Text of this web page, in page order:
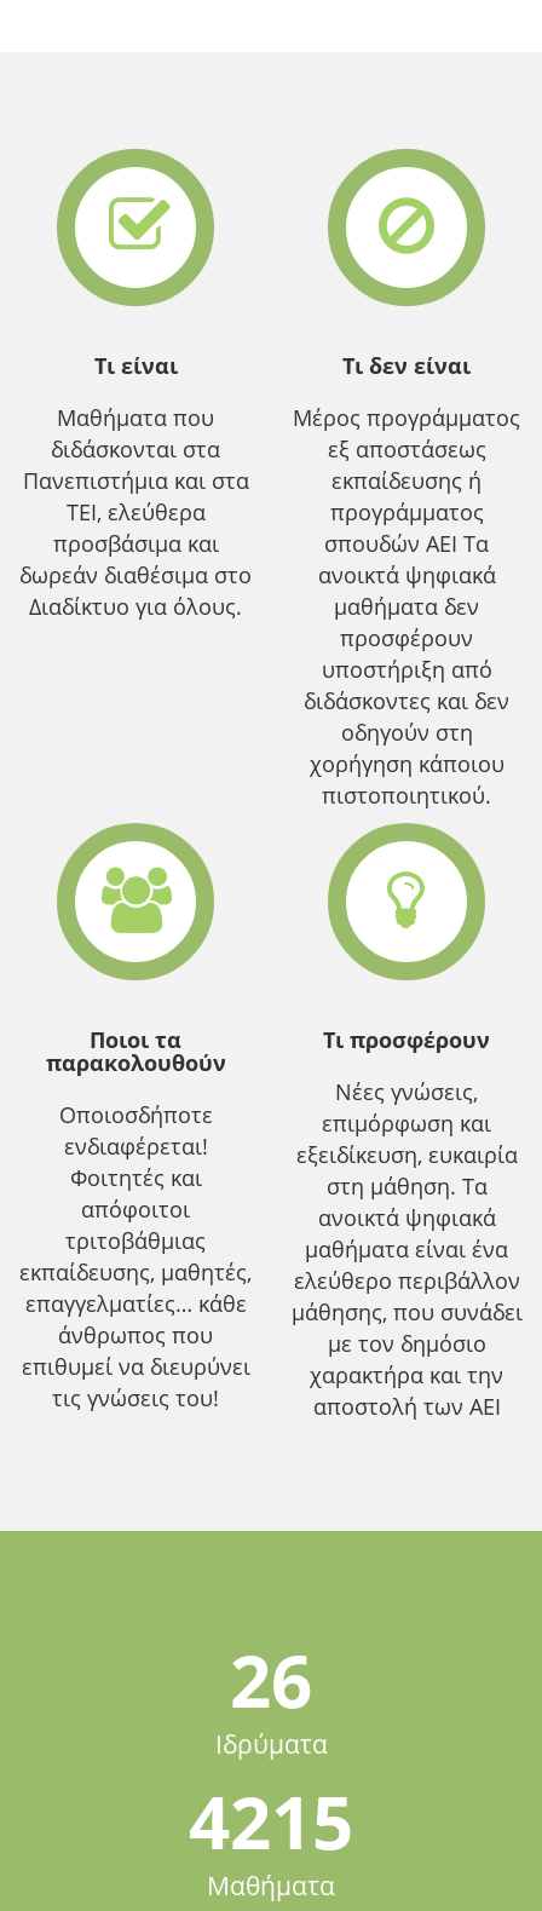
Τι είναι
Μαθήματα που
διδάσκονται στα
Πανεπιστήμια και στα
ΤΕΙ, ελεύθερα
προσβάσιμα και
δωρεάν διαθέσιμα στο
Διαδίκτυο για όλους.
Τι δεν είναι
Μέρος προγράμματος
εξ αποστάσεως
εκπαίδευσης ή
προγράμματος
σπουδών ΑΕΙ Τα
ανοικτά ψηφιακά
μαθήματα δεν
προσφέρουν
υποστήριξη από
διδάσκοντες και δεν
οδηγούν στη
χορήγηση κάποιου
πιστοποιητικού.
Ποιοι τα
παρακολουθούν
Οποιοσδήποτε
ενδιαφέρεται!
Φοιτητές και
απόφοιτοι
τριτοβάθμιας
εκπαίδευσης, μαθητές,
επαγγελματίες… κάθε
άνθρωπος που
επιθυμεί να διευρύνει
τις γνώσεις του!
Τι προσφέρουν
Νέες γνώσεις,
επιμόρφωση και
εξειδίκευση, ευκαιρία
στη μάθηση. Τα
ανοικτά ψηφιακά
μαθήματα είναι ένα
ελεύθερο περιβάλλον
μάθησης, που συνάδει
με τον δημόσιο
χαρακτήρα και την
αποστολή των ΑΕΙ
26
Ιδρύματα
4215
Μαθήματα